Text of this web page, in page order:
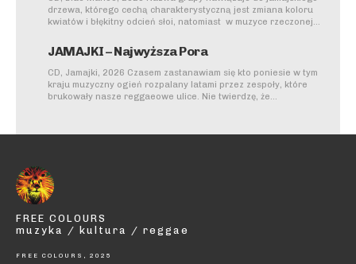
drzewa, którego cechą charakterystyczną jest zmiana koloru
kwiatów i błękitny odcień słoi, natomiast w muzyce rzeczonej...
JAMAJKI – Najwyższa Pora
CD, Jamajki, 2026 Czasem zastanawiam się kto poniesie w tym
kraju muzyczny ogień rozpalany latami przez zespoły, które
brukowały nasze reggaeowe ulice. Nie twierdzę, że...
FREE COLOURS
muzyka / kultura / reggae
FREE COLOURS, 2025